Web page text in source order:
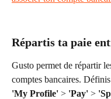
Répartis ta paie
Gusto permet de répartir
comptes bancaires.
'My Profile' > 'Pay' >